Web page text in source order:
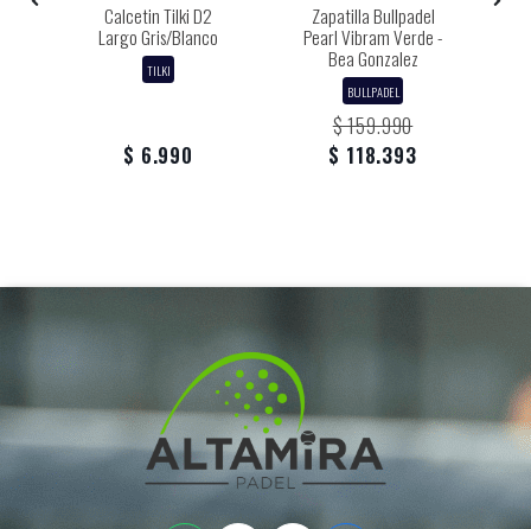
Calcetin Tilki D2
Largo Gris/Blanco
TILKI
$ 6.990
Zapatilla Bullpadel
Pearl Vibram Verde -
Bea Gonzalez
BULLPADEL
$ 159.990
$ 118.393